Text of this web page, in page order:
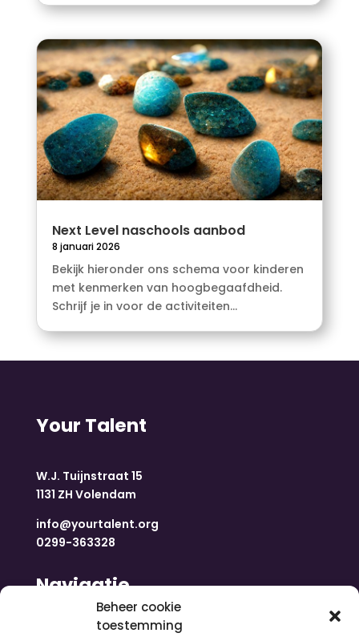
Beheer cookie
toestemming
Next Level naschools aanbod
8 januari 2026
Bekijk hieronder ons schema voor kinderen
met kenmerken van hoogbegaafdheid.
Schrijf je in voor de activiteiten...
Your Talent
W.J. Tuijnstraat 15
1131 ZH Volendam
info@yourtalent.org
0299-363328
Navigatie